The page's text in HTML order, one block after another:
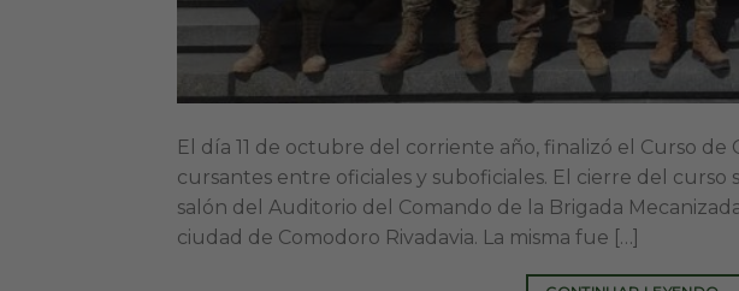
El día 11 de octubre del corriente año, finalizó el Curso de
cursantes entre oficiales y suboficiales. El cierre del curso
salón del Auditorio del Comando de la Brigada
ciudad de Comodoro Rivadavia. La misma fue […]